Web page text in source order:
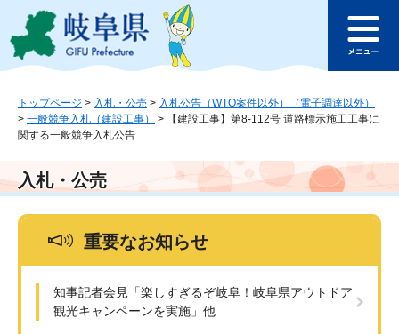
ジ
ュ
本
文
このページの本文へ
ュ
トップページ > 入札・公売 > 入札公告（WTO案件以外）（電子調達以外）
> 一般競争入札（建設工事） >
【建設工事】第8-112号 道路標示施工工事に
関する一般競争入札公告
入札・公売
重要なお知らせ
知事記者会見「楽しすぎるぞ岐阜！岐阜県アウトドア
観光キャンペーンを実施」他